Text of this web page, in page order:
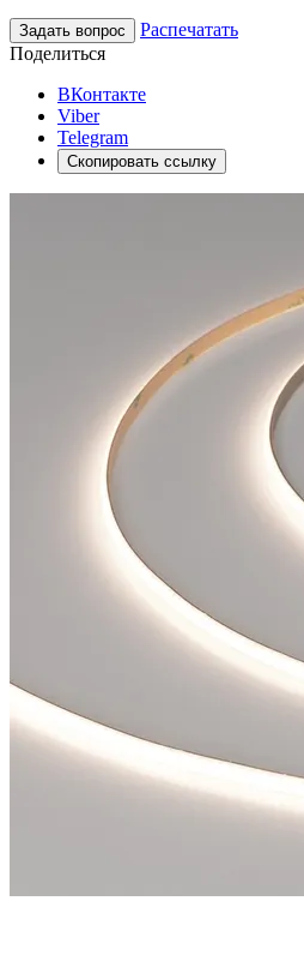
Задать вопрос
Распечатать
Поделиться
ВКонтакте
Viber
Telegram
Скопировать ссылку